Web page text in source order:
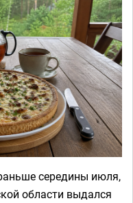
середины июля,
области выдался